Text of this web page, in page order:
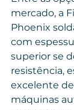
mercado, a
Phoenix
com
superior se
resistência,
excelente
máquinas